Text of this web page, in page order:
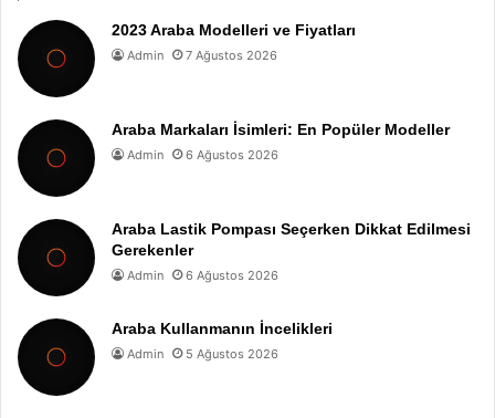
2023 Araba Modelleri ve Fiyatları
Admin 7 Ağustos 2026
Araba Markaları İsimleri: En Popüler Modeller
Admin 6 Ağustos 2026
Araba Lastik Pompası Seçerken Dikkat Edilmesi
Gerekenler
Admin 6 Ağustos 2026
Araba Kullanmanın İncelikleri
Admin 5 Ağustos 2026